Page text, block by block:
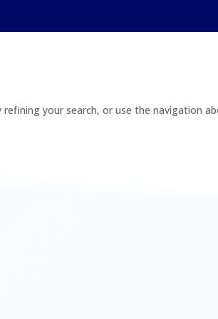
your search, or use the navigation